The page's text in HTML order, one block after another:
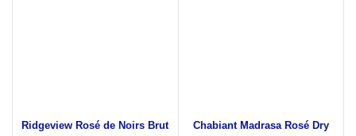
Ridgeview Rosé de Noirs Brut Chabiant Madrasa Rosé Dry